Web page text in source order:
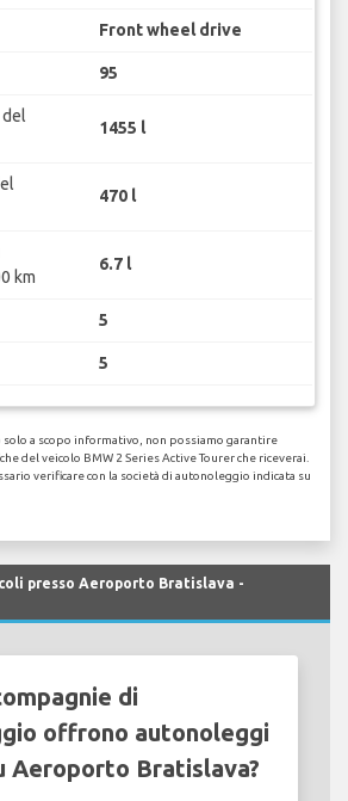
Front wheel drive
95
del
1455 l
470 l
km
6.7 l
5
5
solo a scopo informativo, non possiamo garantire
del veicolo BMW 2 Series Active Tourer che riceverai.
verificare con la società di autonoleggio indicata su
presso Aeroporto Bratislava -
di
offrono autonoleggi
Aeroporto Bratislava?